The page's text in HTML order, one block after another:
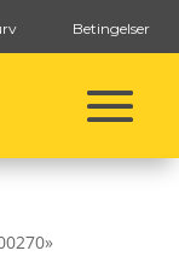
Betingelser